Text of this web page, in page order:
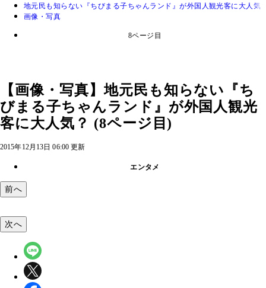
地元民も知らない『ちびまる子ちゃんランド』が外国人観光客に大人気
画像・写真
8ページ目
【画像・写真】地元民も知らない『ち
びまる子ちゃんランド』が外国人観光
客に大人気？ (8ページ目)
2015年12月13日 06:00 更新
エンタメ
前へ
次へ